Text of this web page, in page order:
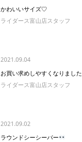
かわいいサイズ♡
ライダース富山店スタッフ
2021.09.04
お買い求めしやすくなりました
ライダース富山店スタッフ
2021.09.02
ラウンドシーシーバー